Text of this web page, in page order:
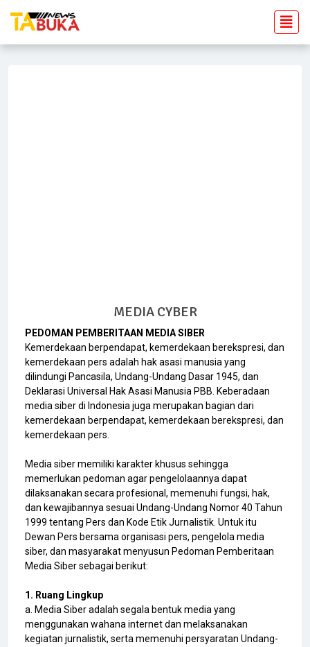
MEDIA CYBER
PEDOMAN PEMBERITAAN MEDIA SIBER
Kemerdekaan berpendapat, kemerdekaan berekspresi, dan
kemerdekaan pers adalah hak asasi manusia yang
dilindungi Pancasila, Undang-Undang Dasar 1945, dan
Deklarasi Universal Hak Asasi Manusia PBB. Keberadaan
media siber di Indonesia juga merupakan bagian dari
kemerdekaan berpendapat, kemerdekaan berekspresi, dan
kemerdekaan pers.
Media siber memiliki karakter khusus sehingga
memerlukan pedoman agar pengelolaannya dapat
dilaksanakan secara profesional, memenuhi fungsi, hak,
dan kewajibannya sesuai Undang-Undang Nomor 40 Tahun
1999 tentang Pers dan Kode Etik Jurnalistik. Untuk itu
Dewan Pers bersama organisasi pers, pengelola media
siber, dan masyarakat menyusun Pedoman Pemberitaan
Media Siber sebagai berikut:
1. Ruang Lingkup
a. Media Siber adalah segala bentuk media yang
menggunakan wahana internet dan melaksanakan
kegiatan jurnalistik, serta memenuhi persyaratan Undang-